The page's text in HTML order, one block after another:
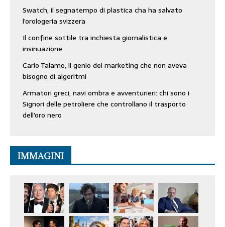
Swatch, il segnatempo di plastica cha ha salvato
l’orologeria svizzera
Il confine sottile tra inchiesta giornalistica e
insinuazione
Carlo Talamo, il genio del marketing che non aveva
bisogno di algoritmi
Armatori greci, navi ombra e avventurieri: chi sono i
Signori delle petroliere che controllano il trasporto
dell’oro nero
IMMAGINI